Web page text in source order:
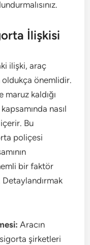
İlişkisi
ilişki, araç
önemlidir.
kaldığı
nasıl
Bu
poliçesi
bir faktör
Aracın
şirketleri